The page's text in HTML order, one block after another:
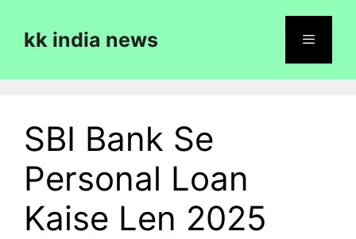
contentkk india news
SBI Bank Se
Personal Loan
Kaise Len 2025